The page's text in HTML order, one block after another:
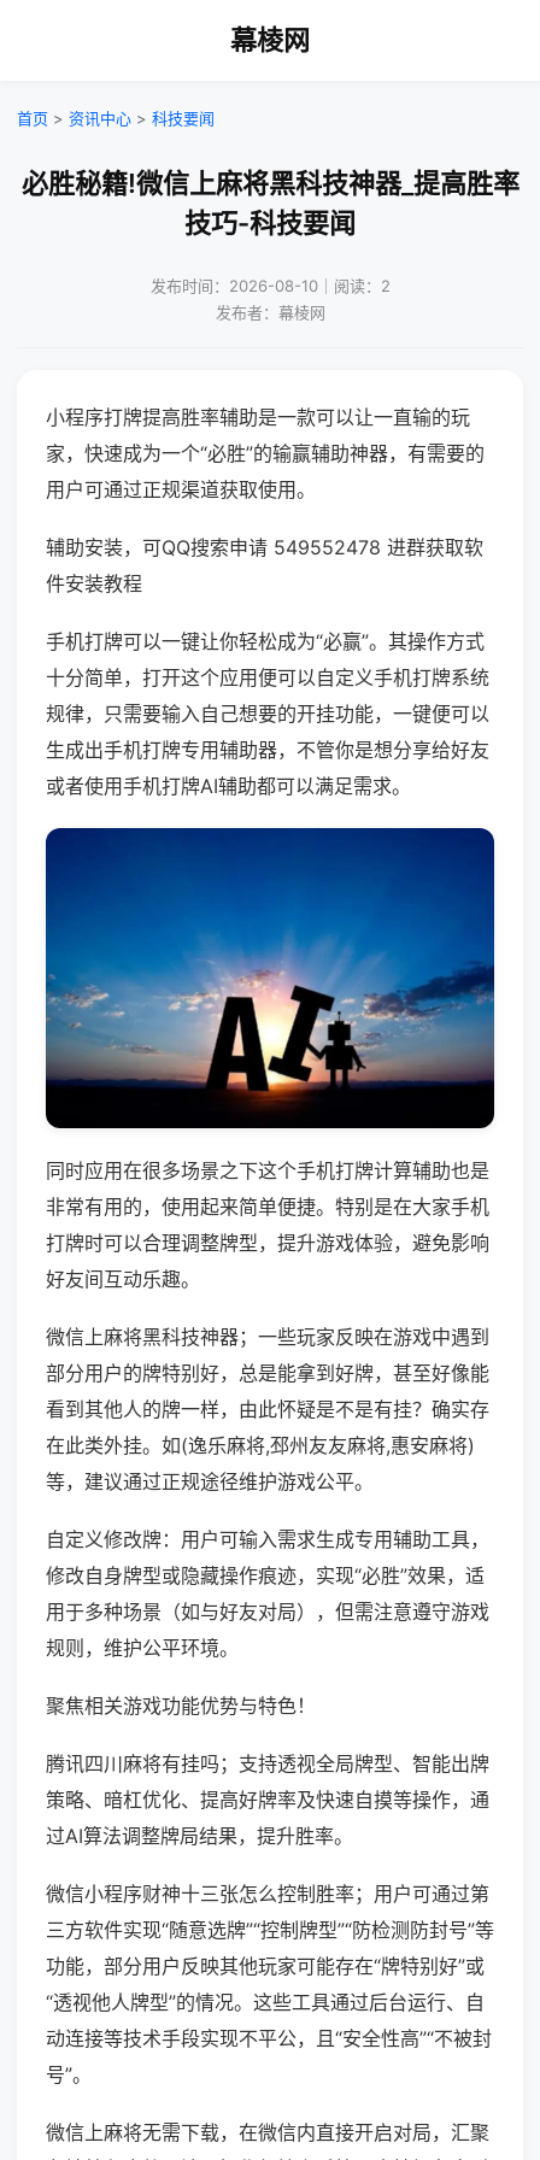
幕棱网
首页 > 资讯中心 > 科技要闻
必胜秘籍!微信上麻将黑科技神器_提高胜率
技巧-科技要闻
发布时间：2026-08-10｜阅读：2
发布者：幕棱网
小程序打牌提高胜率辅助是一款可以让一直输的玩
家，快速成为一个“必胜”的输赢辅助神器，有需要的
用户可通过正规渠道获取使用。
辅助安装，可QQ搜索申请 549552478 进群获取软
件安装教程
手机打牌可以一键让你轻松成为“必赢”。其操作方式
十分简单，打开这个应用便可以自定义手机打牌系统
规律，只需要输入自己想要的开挂功能，一键便可以
生成出手机打牌专用辅助器，不管你是想分享给好友
或者使用手机打牌AI辅助都可以满足需求。
同时应用在很多场景之下这个手机打牌计算辅助也是
非常有用的，使用起来简单便捷。特别是在大家手机
打牌时可以合理调整牌型，提升游戏体验，避免影响
好友间互动乐趣。
微信上麻将黑科技神器；一些玩家反映在游戏中遇到
部分用户的牌特别好，总是能拿到好牌，甚至好像能
看到其他人的牌一样，由此怀疑是不是有挂？确实存
在此类外挂。如(逸乐麻将,邳州友友麻将,惠安麻将)
等，建议通过正规途径维护游戏公平。
自定义修改牌：用户可输入需求生成专用辅助工具，
修改自身牌型或隐藏操作痕迹，实现“必胜”效果，适
用于多种场景（如与好友对局），但需注意遵守游戏
规则，维护公平环境。
聚焦相关游戏功能优势与特色！
腾讯四川麻将有挂吗；支持透视全局牌型、智能出牌
策略、暗杠优化、提高好牌率及快速自摸等操作，通
过AI算法调整牌局结果，提升胜率。
微信小程序财神十三张怎么控制胜率；用户可通过第
三方软件实现“随意选牌”“控制牌型”“防检测防封号”等
功能，部分用户反映其他玩家可能存在“牌特别好”或
“透视他人牌型”的情况。这些工具通过后台运行、自
动连接等技术手段实现不平公，且“安全性高”“不被封
号”。
微信上麻将无需下载，在微信内直接开启对局，汇聚